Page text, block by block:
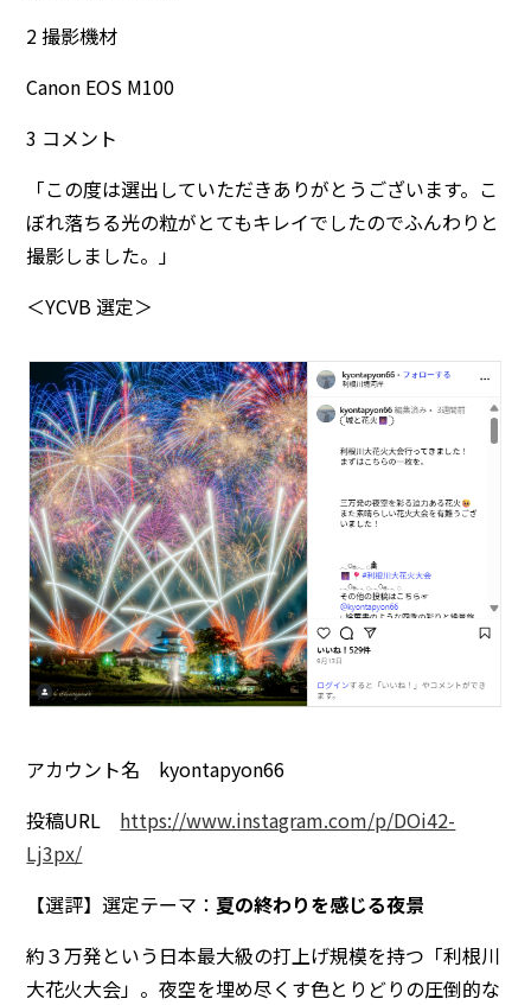
2 撮影機材
Canon EOS M100
3 コメント
「この度は選出していただきありがとうございます。こ
ぼれ落ちる光の粒がとてもキレイでしたのでふんわりと
撮影しました。」
＜YCVB 選定＞
アカウント名 kyontapyon66
投稿URL https://www.instagram.com/p/DOi42-
Lj3px/
【選評】選定テーマ： 夏の終わりを感じる夜景
約３万発という日本最大級の打上げ規模を持つ「利根川
大花火大会」。夜空を埋め尽くす色とりどりの圧倒的な